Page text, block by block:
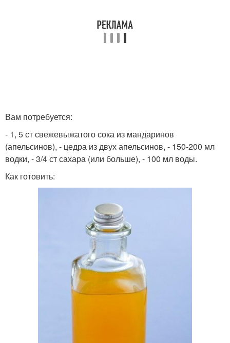
Вам потребуется:
- 1, 5 ст свежевыжатого сока из мандаринов
(апельсинов), - цедра из двух апельсинов, - 150-200 мл
водки, - 3/4 ст сахара (или больше), - 100 мл воды.
Как готовить: